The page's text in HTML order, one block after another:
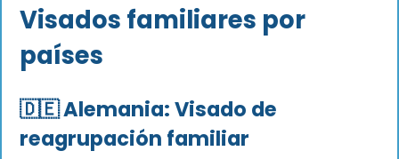
Visados familiares por
países
🇩🇪 Alemania: Visado de
reagrupación familiar